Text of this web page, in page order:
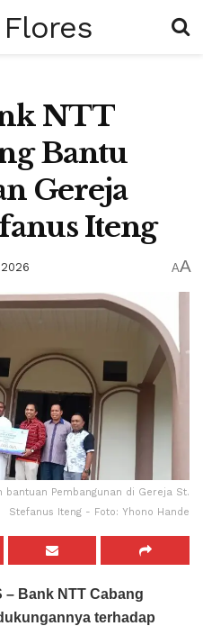
NTT
Bantu
Gereja
Iteng
AA
bantuan Pembangunan di Gereja St.
Stefanus Iteng - Foto: Yhono Hande
– Bank NTT Cabang
terhadap